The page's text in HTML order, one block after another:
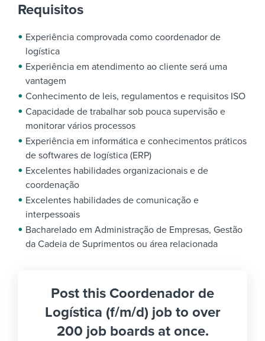
Requisitos
Experiência comprovada como coordenador de
logística
Experiência em atendimento ao cliente será uma
vantagem
Conhecimento de leis, regulamentos e requisitos ISO
Capacidade de trabalhar sob pouca supervisão e
monitorar vários processos
Experiência em informática e conhecimentos práticos
de softwares de logística (ERP)
Excelentes habilidades organizacionais e de
coordenação
Excelentes habilidades de comunicação e
interpessoais
Bacharelado em Administração de Empresas, Gestão
da Cadeia de Suprimentos ou área relacionada
Post this Coordenador de
Logística (f/m/d) job to over
200 job boards at once.